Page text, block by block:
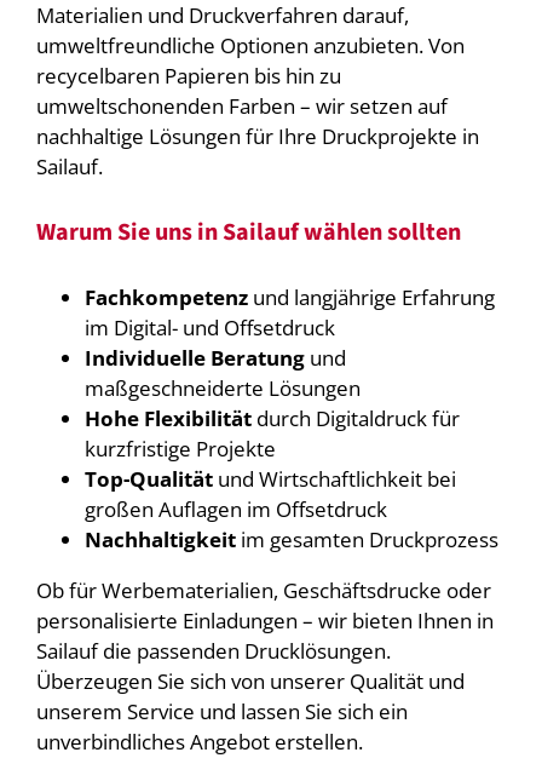
Materialien und Druckverfahren darauf,
umweltfreundliche Optionen anzubieten. Von
recycelbaren Papieren bis hin zu
umweltschonenden Farben – wir setzen auf
nachhaltige Lösungen für Ihre Druckprojekte in
Sailauf.
Warum Sie uns in Sailauf wählen sollten
Fachkompetenzund langjährige Erfahrung
im Digital- und Offsetdruck
Individuelle Beratungund
maßgeschneiderte Lösungen
Hohe Flexibilitätdurch Digitaldruck für
kurzfristige Projekte
Top-Qualitätund Wirtschaftlichkeit bei
großen Auflagen im Offsetdruck
Nachhaltigkeitim gesamten Druckprozess
Ob für Werbematerialien, Geschäftsdrucke oder
personalisierte Einladungen – wir bieten Ihnen in
Sailauf die passenden Drucklösungen.
Überzeugen Sie sich von unserer Qualität und
unserem Service und lassen Sie sich ein
unverbindliches Angebot erstellen.